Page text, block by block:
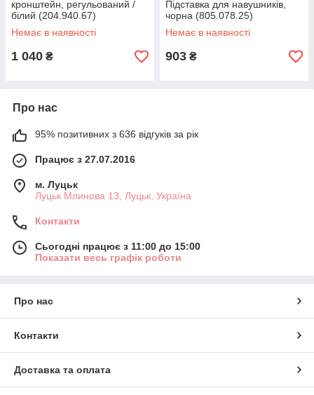
кронштейн, регульований /
білий (204.940.67)
Немає в наявності
1 040 ₴
Підставка для навушників,
чорна (805.078.25)
Немає в наявності
903 ₴
Про нас
95% позитивних з 636 відгуків за рік
Працює з 27.07.2016
м. Луцьк
Луцьк Млинова 13, Луцьк, Україна
Контакти
Сьогодні працює з 11:00 до 15:00
Показати весь графік роботи
Про нас
Контакти
Доставка та оплата